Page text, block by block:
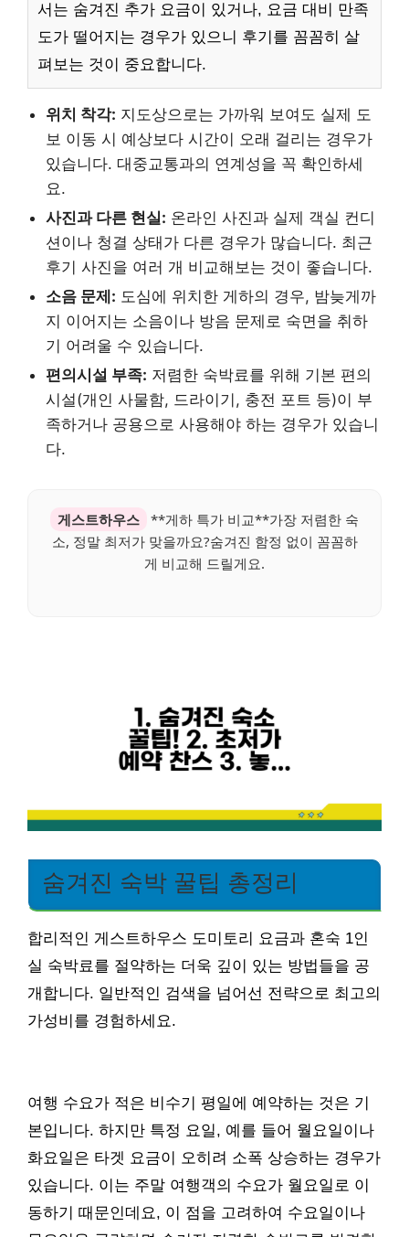
서는 숨겨진 추가 요금이 있거나, 요금 대비 만족
도가 떨어지는 경우가 있으니 후기를 꼼꼼히 살
펴보는 것이 중요합니다.
위치 착각: 지도상으로는 가까워 보여도 실제 도
보 이동 시 예상보다 시간이 오래 걸리는 경우가
있습니다. 대중교통과의 연계성을 꼭 확인하세
요.
사진과 다른 현실: 온라인 사진과 실제 객실 컨디
션이나 청결 상태가 다른 경우가 많습니다. 최근
후기 사진을 여러 개 비교해보는 것이 좋습니다.
소음 문제: 도심에 위치한 게하의 경우, 밤늦게까
지 이어지는 소음이나 방음 문제로 숙면을 취하
기 어려울 수 있습니다.
편의시설 부족: 저렴한 숙박료를 위해 기본 편의
시설(개인 사물함, 드라이기, 충전 포트 등)이 부
족하거나 공용으로 사용해야 하는 경우가 있습니
다.
게스트하우스 **게하 특가 비교**가장 저렴한 숙
소, 정말 최저가 맞을까요?숨겨진 함정 없이 꼼꼼하
게 비교해 드릴게요.
숨겨진 숙박 꿀팁 총정리
합리적인 게스트하우스 도미토리 요금과 혼숙 1인
실 숙박료를 절약하는 더욱 깊이 있는 방법들을 공
개합니다. 일반적인 검색을 넘어선 전략으로 최고의
가성비를 경험하세요.
여행 수요가 적은 비수기 평일에 예약하는 것은 기
본입니다. 하지만 특정 요일, 예를 들어 월요일이나
화요일은 타겟 요금이 오히려 소폭 상승하는 경우가
있습니다. 이는 주말 여행객의 수요가 월요일로 이
동하기 때문인데요, 이 점을 고려하여 수요일이나